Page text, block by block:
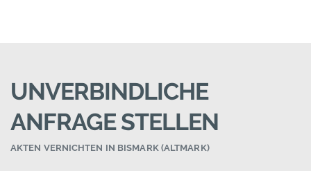
UNVERBINDLICHE
ANFRAGE STELLEN
AKTEN VERNICHTEN IN BISMARK (ALTMARK)